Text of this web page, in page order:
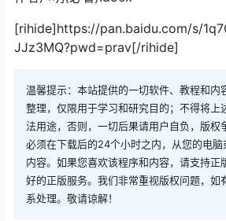
[rihide]https://pan.baidu.com/s/
JJz3MQ?pwd=prav[/rihide]
温馨提示：本站提供的一切软件、教程和内
整理，仅限用于学习和研究目的；不得将上
法用途，否则，一切后果请用户自负，版权
必须在下载后的24个小时之内，从您的电
内容。如果您喜欢该程序和内容，请支持正
好的正版服务。我们非常重视版权问题，如
系处理。敬请谅解！